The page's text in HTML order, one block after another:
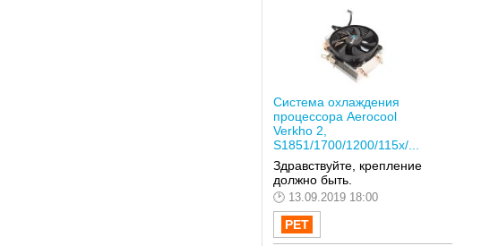
Система охлаждения
процессора Aerocool
Verkho 2,
S1851/1700/1200/115x/...
Здравствуйте, крепление
должно быть.
13.09.2019 18:00